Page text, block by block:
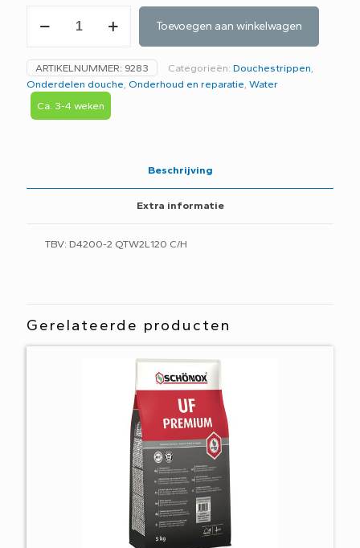
eindstuk
aantal
Toevoegen aan winkelwagen
ARTIKELNUMMER: 9283 Categorieën: Douchestrippen,
Onderdelen douche, Onderhoud en reparatie, Water
Ca. 3-4 weken
Beschrijving
Extra informatie
TBV: D4200-2 QTW2L120 C/H
Gerelateerde producten